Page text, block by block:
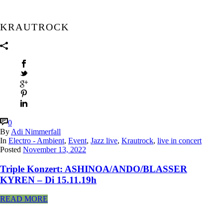
KRAUTROCK
0
By Adi Nimmerfall
In Electro - Ambient, Event, Jazz live, Krautrock, live in concert
Posted November 13, 2022
Triple Konzert: ASHINOA/ANDO/BLASSER
KYREN – Di 15.11.19h
READ MORE